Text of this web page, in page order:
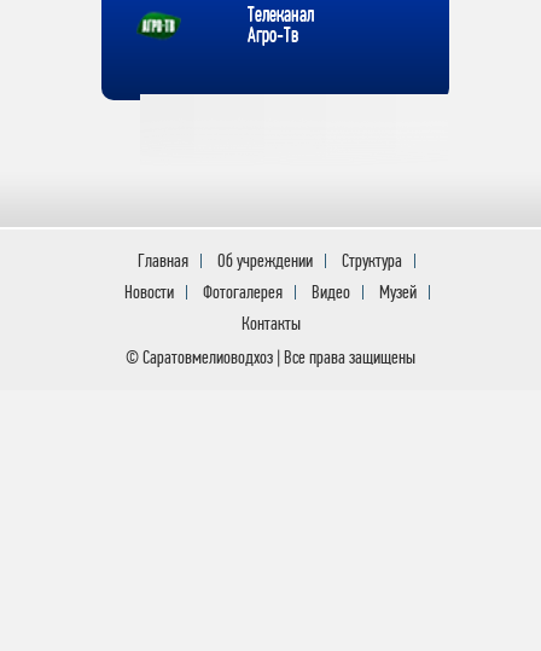
Телеканал
Агро-Тв
Главная Об учреждении
Структура
Новости
Фотогалерея Видео
Музей
Контакты
© Саратовмелиоводхоз | Все права защищены